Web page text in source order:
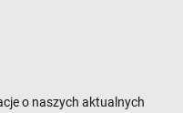
o naszych aktualnych